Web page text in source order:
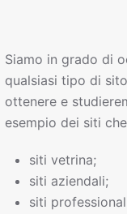
Siamo in grado di
qualsiasi tipo di
ottenere e
esempio dei siti
siti vetrina;
siti aziendali;
siti